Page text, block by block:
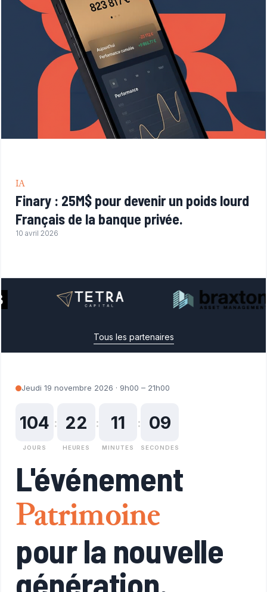
IA
Finary : 25M$ pour devenir un poids lourd
Français de la banque privée.
10 avril 2026
Tous les partenaires
Jeudi 19 novembre 2026 · 9h00 – 21h00
104
JOURS
: 22
HEURES
: 11
MINUTES
: 07
SECONDES
L'événement
Patrimoine
pour la nouvelle
génération.